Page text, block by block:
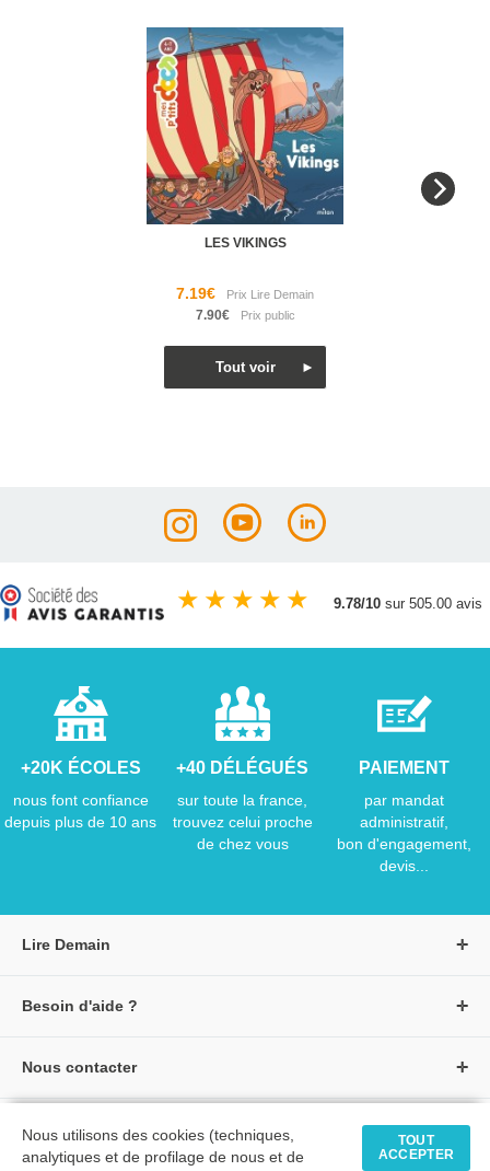
LES VIKINGS
7.19€
7.90€
★ ★ ★ ★ ★ 9.78/10 sur 505.00 avis
+20K ÉCOLES
nous font confiance
depuis plus de 10 ans
+40 DÉLÉGUÉS
sur toute la france,
trouvez celui proche
de chez vous
PAIEMENT
par mandat
administratif,
bon d'engagement,
devis...
Lire Demain
Créer un compte
★ Avis clients vérifiés
Besoin d'aide ?
Livraisons et retours
Nous contacter
Formulaire de contact
Siège social
Tous nos livres
Nous utilisons des cookies (techniques,
analytiques et de profilage de nous et de
TOUT
ACCEPTER